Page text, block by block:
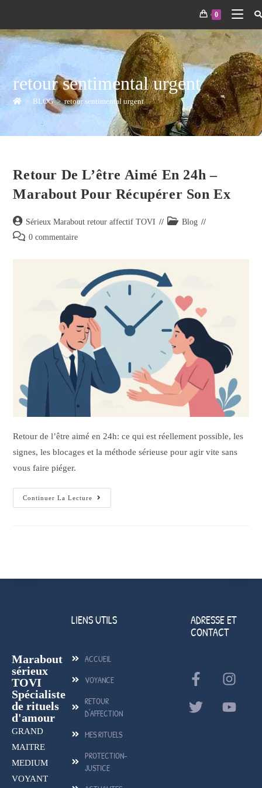
0
retour sentimental urgent
> BLOG > retour sentimental urgent
Retour De L’être Aimé En 24h –
Marabout Pour Récupérer Son Ex
Sérieux Marabout retour affectif TOVI
Blog
0 commentaire
Retour de l’être aimé en 24h: ce qui est réellement possible, les
signes, les blocages et la méthode sérieuse pour agir vite sans
vous faire piéger.
Continuer La Lecture
Marabout
sérieux
TOVI
Spécialiste
de rituels
d'amour
GRAND
MAITRE
MEDIUM
VOYANT
LIENS UTILS
ACCUEIL
VOYANCE
RETOUR
D'AFFECTION
MES RITUELS
PROTECTION-
JUSTICE
ADRESSE ET
CONTACT